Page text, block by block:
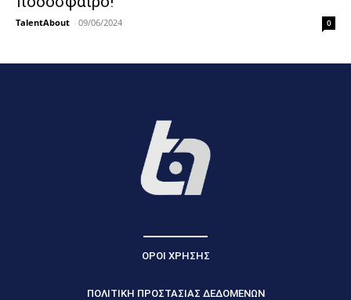
TalentAbout - 09/06/2024 0
ΟΡΟΙ ΧΡΗΣΗΣ
ΠΟΛΙΤΙΚΗ ΠΡΟΣΤΑΣΙΑΣ ΔΕΔΟΜΕΝΩΝ